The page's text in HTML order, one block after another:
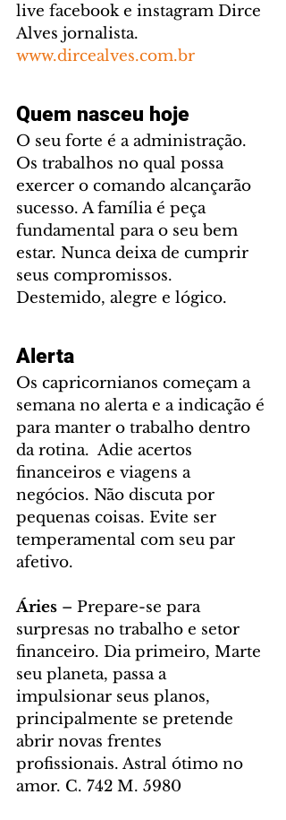
live facebook e instagram Dirce
Alves jornalista.
www.dircealves.com.br
Quem nasceu hoje
O seu forte é a administração.
Os trabalhos no qual possa
exercer o comando alcançarão
sucesso. A família é peça
fundamental para o seu bem
estar. Nunca deixa de cumprir
seus compromissos.
Destemido, alegre e lógico.
Alerta
Os capricornianos começam a
semana no alerta e a indicação é
para manter o trabalho dentro
da rotina.  Adie acertos
financeiros e viagens a
negócios. Não discuta por
pequenas coisas. Evite ser
temperamental com seu par
afetivo.
Áries – Prepare-se para
surpresas no trabalho e setor
financeiro. Dia primeiro, Marte
seu planeta, passa a
impulsionar seus planos,
principalmente se pretende
abrir novas frentes
profissionais. Astral ótimo no
amor. C. 742 M. 5980